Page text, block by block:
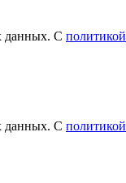
данных. С политикой
данных. С политикой